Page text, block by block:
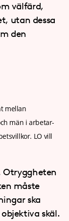
välfärd,
utan dessa
den
mellan
män i arbetar-
LO vill
Otryggheten
måste
ska
skäl.